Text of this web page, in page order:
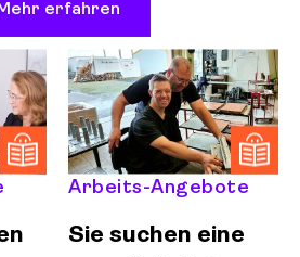
erfahren
Arbeits-Angebote
Sie suchen eine